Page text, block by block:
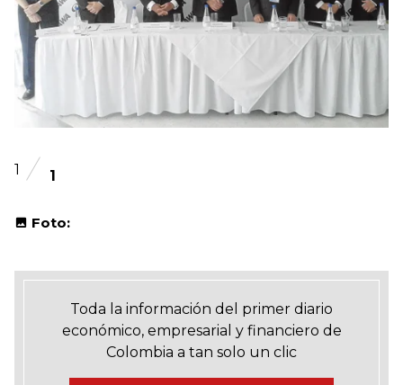
1 1
Foto:
Toda la información del primer diario
económico, empresarial y financiero de
Colombia a tan solo un clic